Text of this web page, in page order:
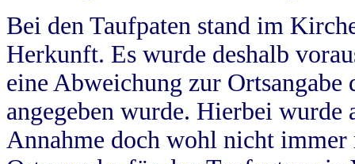
Bei den Taufpaten stand im
Herkunft. Es wurde deshalb
eine Abweichung zur
angegeben wurde. Hierbei wurde
Annahme doch wohl nicht